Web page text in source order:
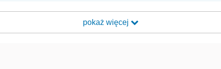
pokaż więcej